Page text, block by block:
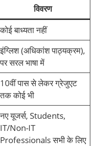
विवरण
कोई बाध्यता नहीं
इंग्लिश (अधिकांश पाठ्यक्रम),
पर सरल भाषा में
10वीं पास से लेकर ग्रेजुएट
तक कोई भी
नए यूजर्स, Students,
IT/Non-IT
Professionals सभी के लिए